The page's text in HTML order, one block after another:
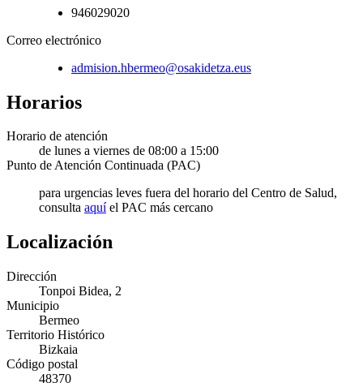
946029020
Correo electrónico
admision.hbermeo@osakidetza.eus
Horarios
Horario de atención
de lunes a viernes de 08:00 a 15:00
Punto de Atención Continuada (PAC)
para urgencias leves fuera del horario del Centro de Salud,
consulta aquíel PAC más cercano
Localización
Dirección
Tonpoi Bidea, 2
Municipio
Bermeo
Territorio Histórico
Bizkaia
Código postal
48370